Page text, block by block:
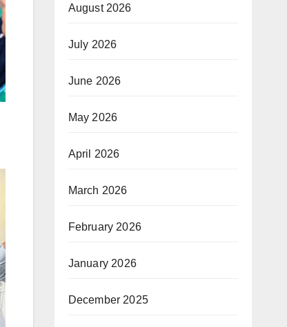
August 2026
July 2026
June 2026
May 2026
April 2026
March 2026
February 2026
January 2026
December 2025